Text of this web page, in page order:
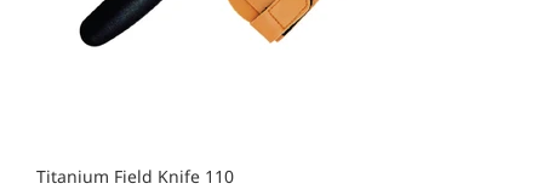
Titanium Field Knife 110